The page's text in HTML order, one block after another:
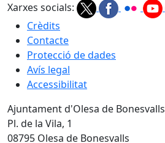
Xarxes socials:
Crèdits
Contacte
Protecció de dades
Avís legal
Accessibilitat
Ajuntament d'Olesa de Bonesvalls
Pl. de la Vila, 1
08795 Olesa de Bonesvalls